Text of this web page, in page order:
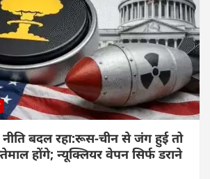
बदल रहा:रूस-चीन से जंग हुई तो
होंगे; न्यूक्लियर वेपन सिर्फ डराने